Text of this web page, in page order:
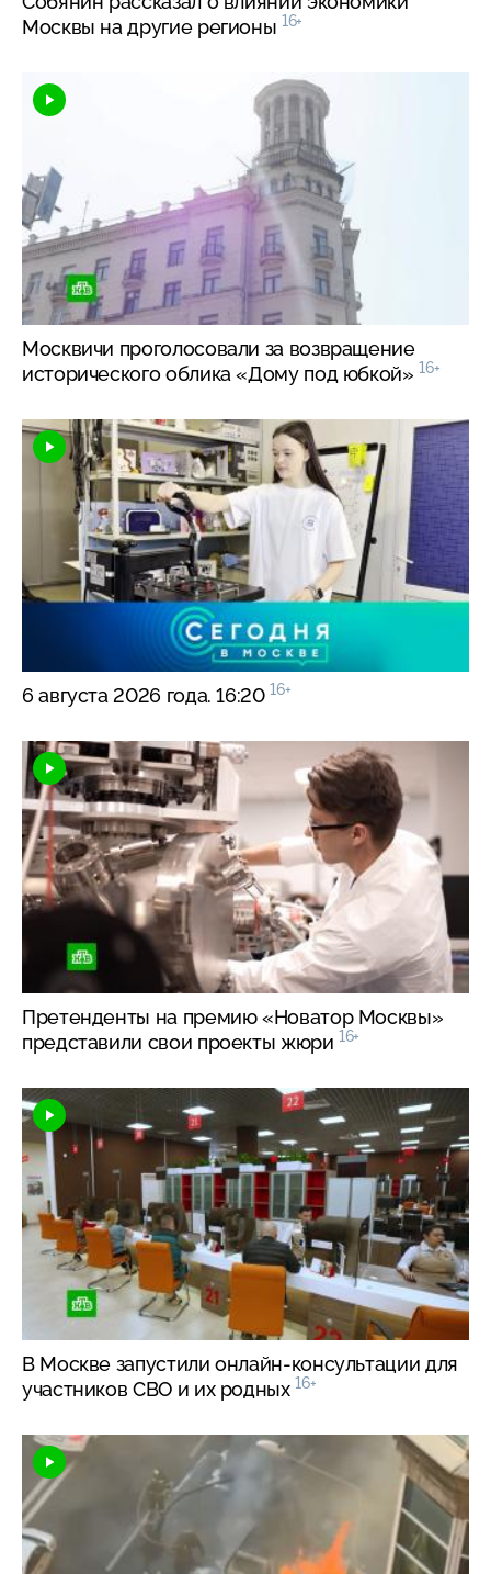
Москвы на другие регионы 16+
Москвичи проголосовали за возвращение
исторического облика «Дому под юбкой» 16+
6 августа 2026 года. 16:20 16+
Претенденты на премию «Новатор Москвы»
представили свои проекты жюри 16+
В Москве запустилионлайн-консультации для
участников СВО и их родных 16+